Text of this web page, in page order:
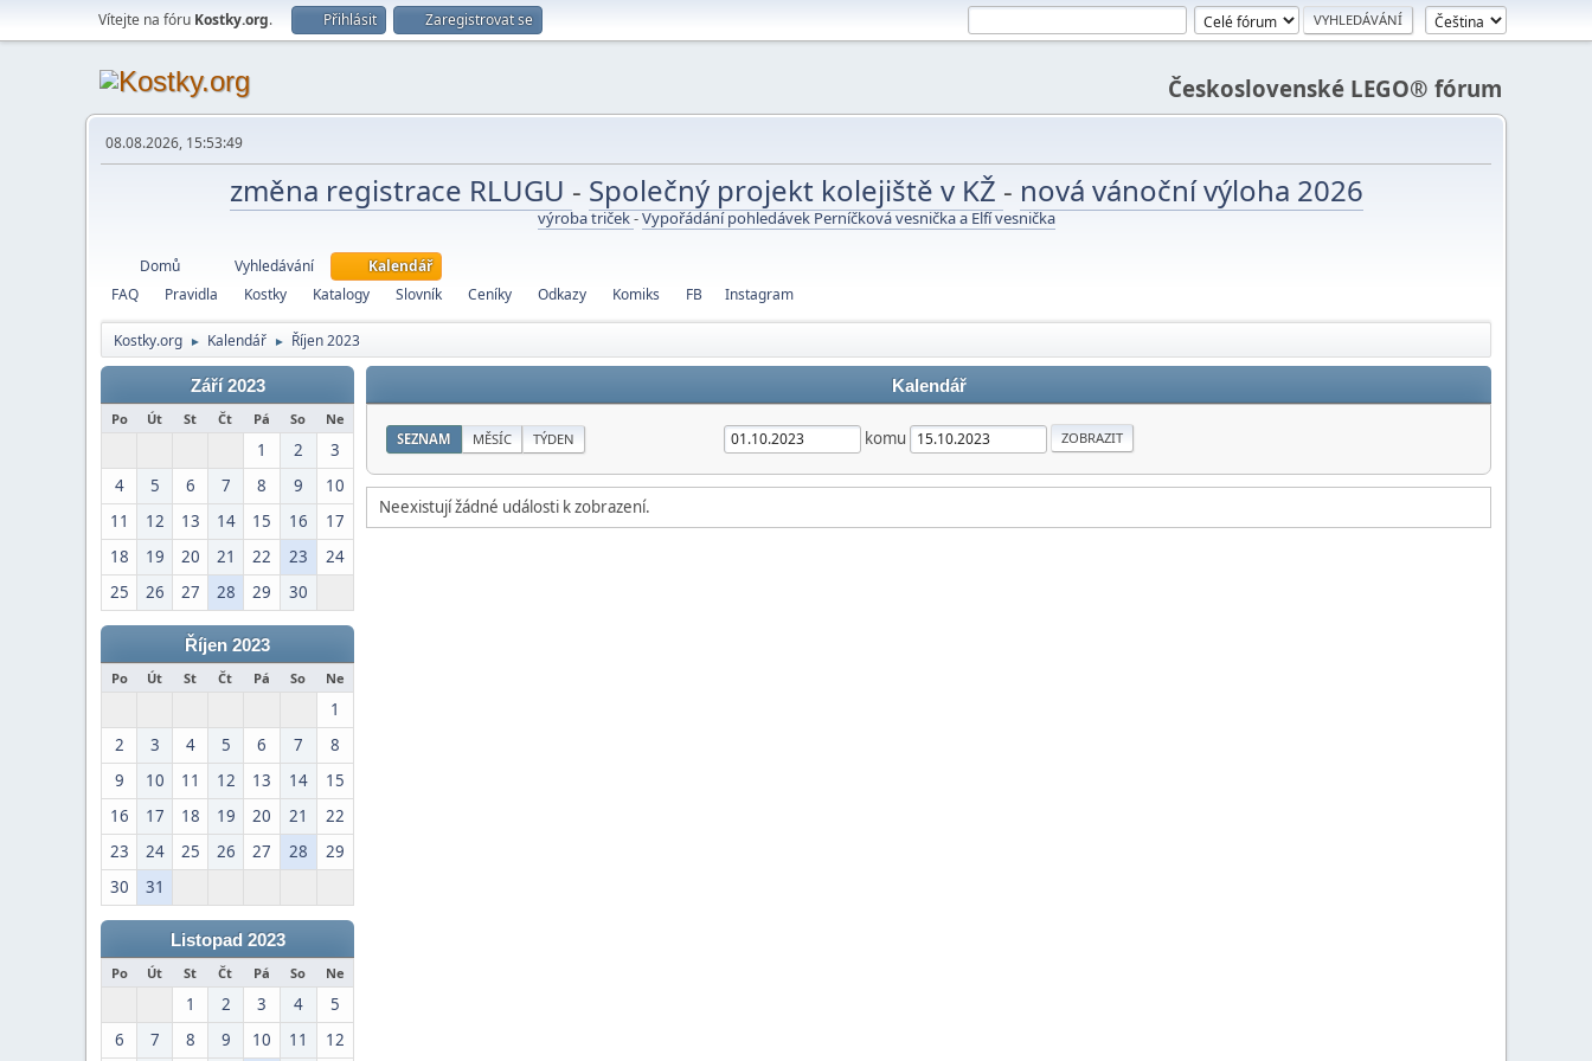
Vítejte na fóru Kostky.org. Přihlásit Zaregistrovat se
Československé LEGO® fórum
08.08.2026, 15:53:49
změna registrace RLUGU - Společný projekt kolejiště v KŽ - nová vánoční výloha 2026
výroba triček-Vypořádání pohledávek Perníčková vesnička a Elfí vesnička
Domů Vyhledávání
Kalendář
FAQ
Pravidla Kostky Katalogy Slovník Ceníky Odkazy Komiks FB Instagram
Kostky.org ► Kalendář ► Říjen 2023
Září 2023
Po Út St Čt Pá So Ne
1 2
3
4
5 6 7 8 9
10
11
12 13 14 15 16
17
18
19 20 21 22 23
24
25
26 27 28 29 30
Říjen 2023
Po Út St Čt Pá So Ne
1
2
3 4 5 6 7
8
9
10 11 12 13 14
15
16
17 18 19 20 21
22
23
24 25 26 27 28
29
30
31
Listopad 2023
Po Út St Čt Pá So Ne
1 2 3 4
5
6
7 8 9 10 11 12
Kalendář
SEZNAM MĚSÍC TÝDEN komu
Neexistují žádné události k zobrazení.